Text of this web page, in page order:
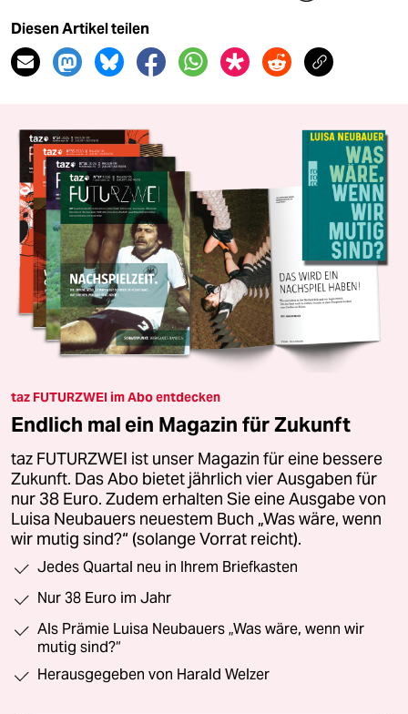
Diesen Artikel teilen
taz FUTURZWEI im Abo entdecken
Endlich mal ein Magazin für Zukunft
taz FUTURZWEI ist unser Magazin für eine bessere
Zukunft. Das Abo bietet jährlich vier Ausgaben für
nur 38 Euro. Zudem erhalten Sie eine Ausgabe von
Luisa Neubauers neuestem Buch „Was wäre, wenn
wir mutig sind?“ (solange Vorrat reicht).
Jedes Quartal neu in Ihrem Briefkasten
Nur 38 Euro im Jahr
Als Prämie Luisa Neubauers „Was wäre, wenn wir
mutig sind?“
Herausgegeben von Harald Welzer